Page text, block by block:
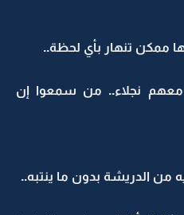
ممكن تنهار بأي لحظة..
نجلاء.. من سمعوا إن
من الدريشة بدون ما ينتبه..